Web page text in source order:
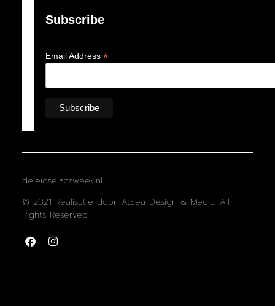
Subscribe
Email Address *
deleidsejazzweek.nl
© 2021 Realisatie door: AtSea Design & Media, All
Rights Reserved